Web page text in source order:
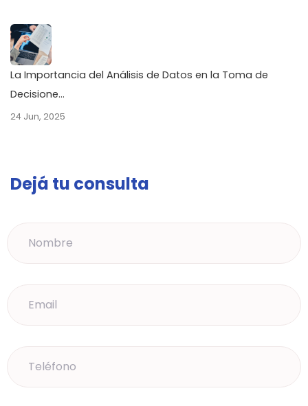
La Importancia del Análisis de Datos en la Toma de
Decisione...
24 Jun, 2025
Dejá tu consulta